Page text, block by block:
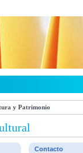
y Patrimonio
Contacto